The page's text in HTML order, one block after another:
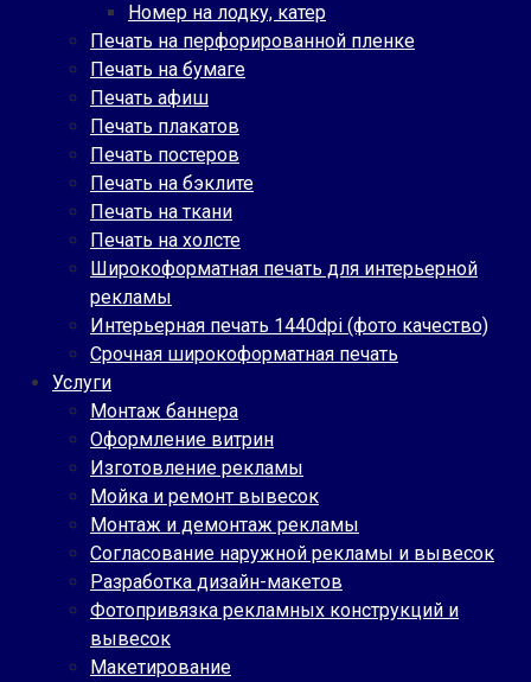
Номер на лодку, катер
Печать на перфорированной пленке
Печать на бумаге
Печать афиш
Печать плакатов
Печать постеров
Печать на бэклите
Печать на ткани
Печать на холсте
Широкоформатная печать для интерьерной
рекламы
Интерьерная печать 1440dpi (фото качество)
Срочная широкоформатная печать
Услуги
Монтаж баннера
Оформление витрин
Изготовление рекламы
Мойка и ремонт вывесок
Монтаж и демонтаж рекламы
Согласование наружной рекламы и вывесок
Разработка дизайн-макетов
Фотопривязка рекламных конструкций и
вывесок
Макетирование